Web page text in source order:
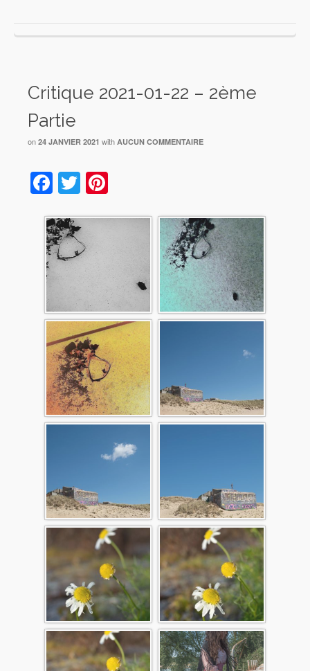
Critique 2021-01-22 – 2ème
Partie
on 24 JANVIER 2021 with AUCUN COMMENTAIRE
Facebook
Twitter